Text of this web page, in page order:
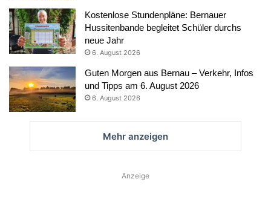
Kostenlose Stundenpläne: Bernauer
Hussitenbande begleitet Schüler durchs
neue Jahr
6. August 2026
Guten Morgen aus Bernau – Verkehr, Infos
und Tipps am 6. August 2026
6. August 2026
Mehr anzeigen
Anzeige